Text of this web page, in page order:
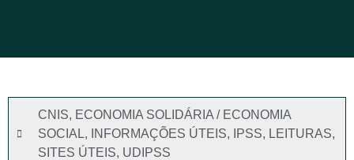
CNIS, ECONOMIA SOLIDÁRIA / ECONOMIA
SOCIAL, INFORMAÇÕES ÚTEIS, IPSS, LEITURAS,
SITES ÚTEIS, UDIPSS